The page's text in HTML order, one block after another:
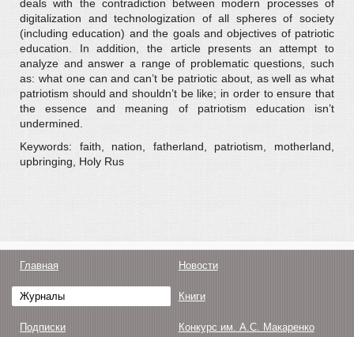
deals with the contradiction between modern processes of
digitalization and technologization of all spheres of society
(including education) and the goals and objectives of patriotic
education. In addition, the article presents an attempt to
analyze and answer a range of problematic questions, such
as: what one can and can’t be patriotic about, as well as what
patriotism should and shouldn’t be like; in order to ensure that
the essence and meaning of patriotism education isn’t
undermined.
Keywords: faith, nation, fatherland, patriotism, motherland,
upbringing, Holy Rus
Главная Новости
Журналы Книги
Подписки Конкурс им. А.С. Макаренко